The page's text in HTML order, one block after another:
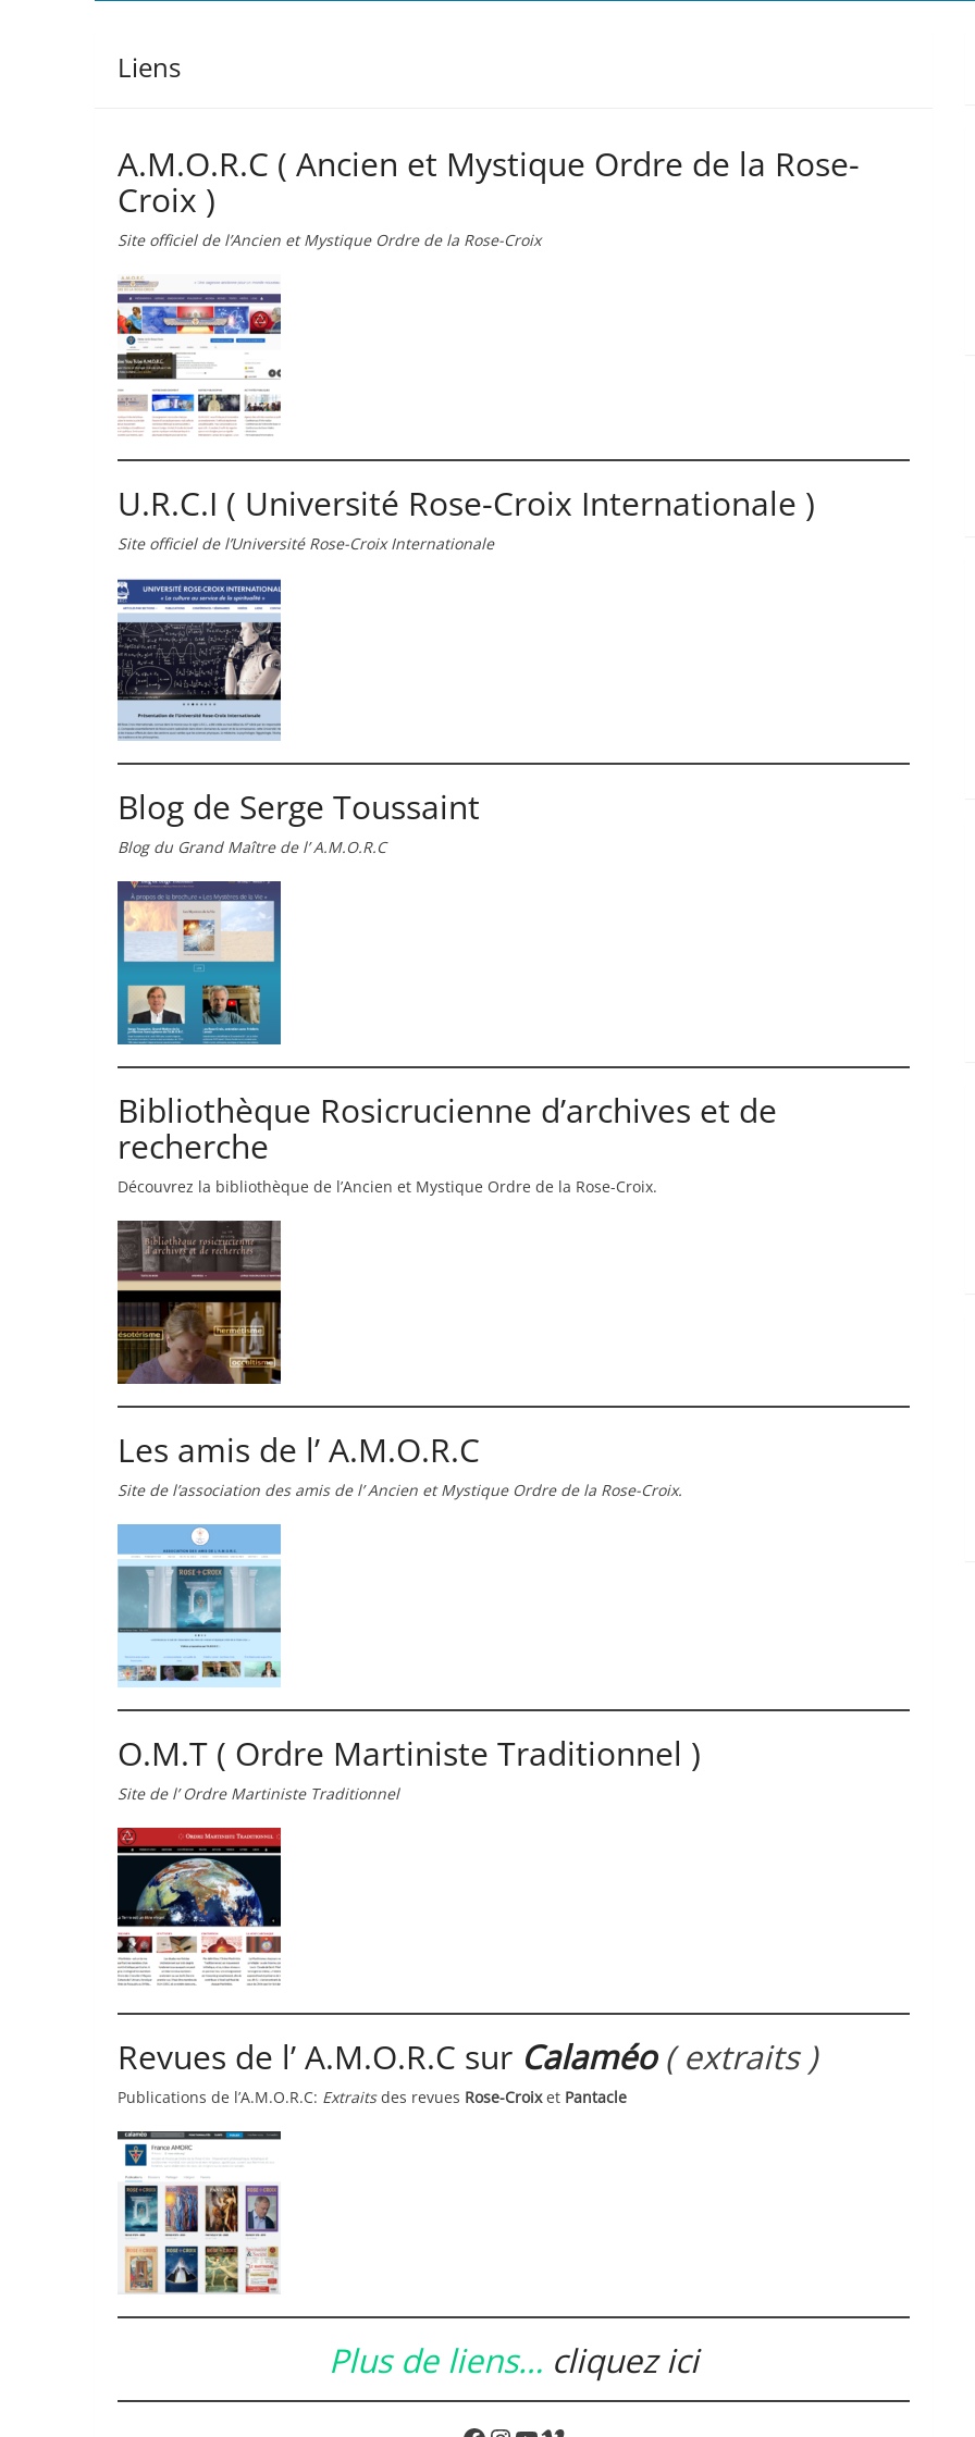
Liens
A.M.O.R.C ( Ancien et Mystique Ordre de la Rose-
Croix )
Site officiel de l’Ancien et Mystique Ordre de la Rose-Croix
U.R.C.I ( Université Rose-Croix Internationale )
Site officiel de l’Université Rose-Croix Internationale
Blog de Serge Toussaint
Blog du Grand Maître de l’ A.M.O.R.C
Bibliothèque Rosicrucienne d’archives et de
recherche
Découvrez la bibliothèque de l’Ancien et Mystique Ordre de la Rose-Croix.
Les amis de l’ A.M.O.R.C
Site de l’association des amis de l’ Ancien et Mystique Ordre de la Rose-Croix.
O.M.T ( Ordre Martiniste Traditionnel )
Site de l’ Ordre Martiniste Traditionnel
Revues de l’ A.M.O.R.C sur Calaméo ( extraits )
Publications de l’A.M.O.R.C: Extraitsdes revues Rose-Croixet Pantacle
Plus de liens… cliquez ici